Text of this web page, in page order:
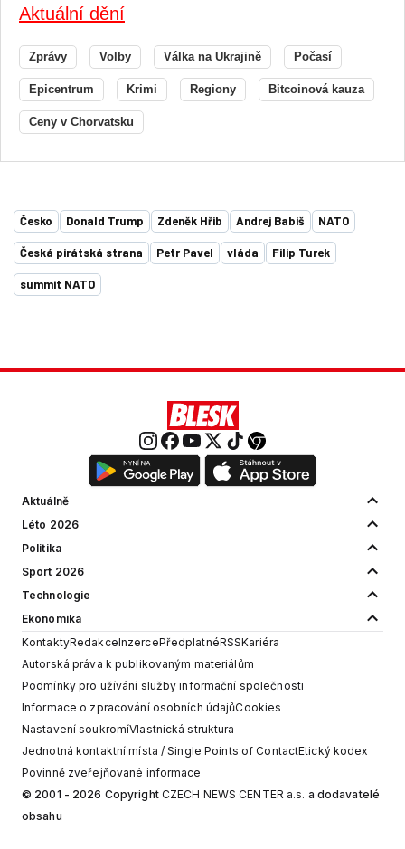
Aktuální dění
Zprávy Volby Válka na Ukrajině Počasí
Epicentrum Krimi Regiony Bitcoinová kauza
Ceny v Chorvatsku
Česko Donald Trump Zdeněk Hřib Andrej Babiš NATO
Česká pirátská strana Petr Pavel vláda Filip Turek
summit NATO
Aktuálně
Léto 2026
Politika
Sport 2026
Technologie
Ekonomika
KontaktyRedakceInzercePředplatnéRSSKariéra
Autorská práva k publikovaným materiálům
Podmínky pro užívání služby informační společnosti
Informace o zpracování osobních údajůCookies
Nastavení soukromíVlastnická struktura
Jednotná kontaktní místa / Single Points of ContactEtický kodex
Povinně zveřejňované informace
© 2001 - 2026 Copyright CZECH NEWS CENTER a.s. a dodavatelé
obsahu